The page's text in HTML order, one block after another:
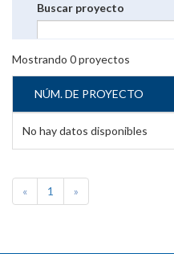
Buscar proyecto
Mostrando 0proyectos
NÚM. DE PROYECTO
No hay datos disponibles
« 1 »